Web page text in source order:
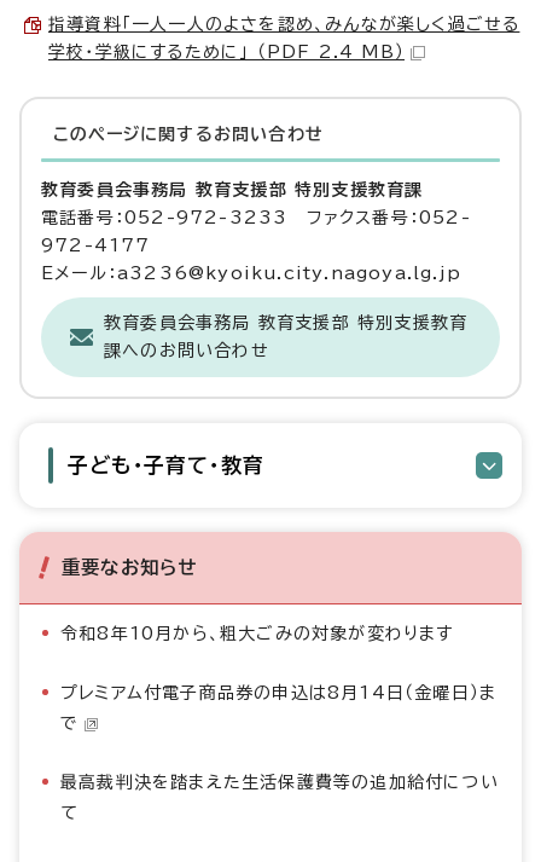
指導資料「一人一人のよさを認め、みんなが楽しく過ごせる
学校・学級にするために」 （PDF 2.4 MB）
このページに関する お問い合わせ
教育委員会事務局 教育支援部 特別支援教育課
電話番号：052-972-3233 ファクス番号：052-
972-4177
Eメール：a3236@kyoiku.city.nagoya.lg.jp
教育委員会事務局 教育支援部 特別支援教育
課へのお問い合わせ
子ども・子育て・教育
重要なお知らせ
令和8年10月から、粗大ごみの対象が変わります
プレミアム付電子商品券の申込は8月14日（金曜日）ま
で
最高裁判決を踏まえた生活保護費等の追加給付につい
て